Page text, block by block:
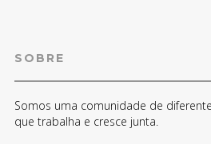
SOBRE
Somos uma comunidade de
que trabalha e cresce junta.